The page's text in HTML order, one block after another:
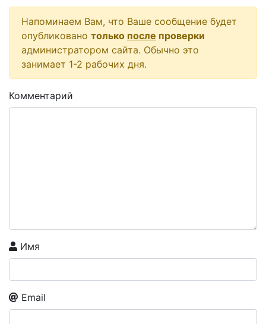
Напоминаем Вам, что Ваше сообщение будет
опубликовано только после проверки
администратором сайта. Обычно это
занимает 1-2 рабочих дня.
Комментарий
Имя
Email